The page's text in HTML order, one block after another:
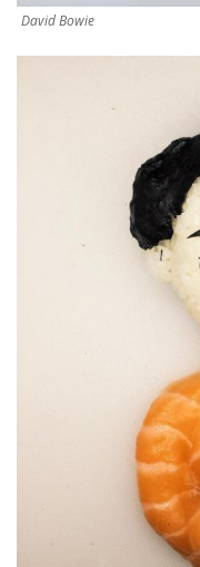
David Bowie